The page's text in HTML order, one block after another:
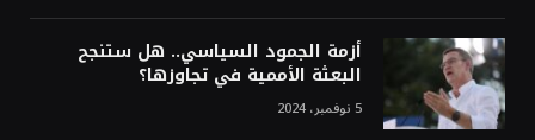
أزمة الجمود السياسي.. هل ستنجح
البعثة الأممية في تجاوزها؟
5 نوفمبر، 2024